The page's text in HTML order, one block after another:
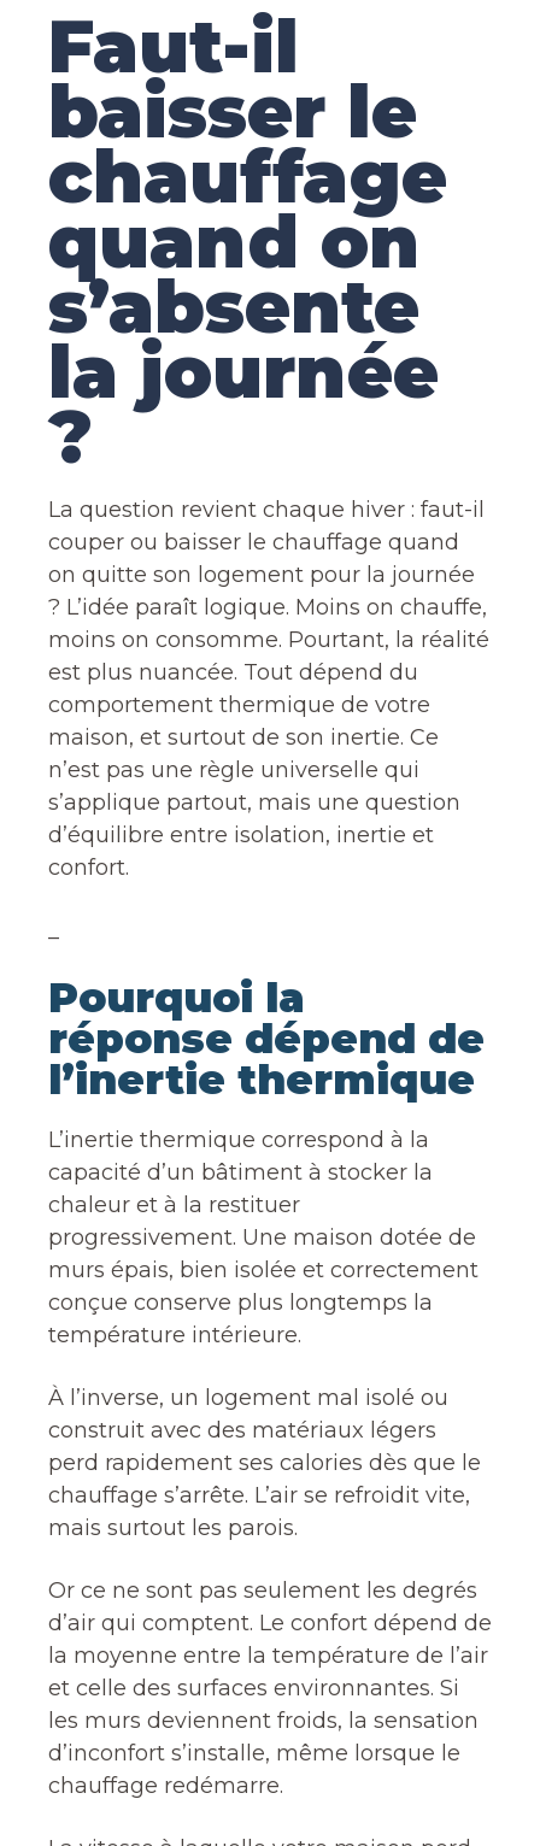
Faut-il
baisser le
chauffage
quand on
s’absente
la journée
?
La question revient chaque hiver : faut-il
couper ou baisser le chauffage quand
on quitte son logement pour la journée
? L’idée paraît logique. Moins on chauffe,
moins on consomme. Pourtant, la réalité
est plus nuancée. Tout dépend du
comportement thermique de votre
maison, et surtout de son inertie. Ce
n’est pas une règle universelle qui
s’applique partout, mais une question
d’équilibre entre isolation, inertie et
confort.
Pourquoi la
réponse dépend de
l’inertie thermique
L’inertie thermique correspond à la
capacité d’un bâtiment à stocker la
chaleur et à la restituer
progressivement. Une maison dotée de
murs épais, bien isolée et correctement
conçue conserve plus longtemps la
température intérieure.
À l’inverse, un logement mal isolé ou
construit avec des matériaux légers
perd rapidement ses calories dès que le
chauffage s’arrête. L’air se refroidit vite,
mais surtout les parois.
Or ce ne sont pas seulement les degrés
d’air qui comptent. Le confort dépend de
la moyenne entre la température de l’air
et celle des surfaces environnantes. Si
les murs deviennent froids, la sensation
d’inconfort s’installe, même lorsque le
chauffage redémarre.